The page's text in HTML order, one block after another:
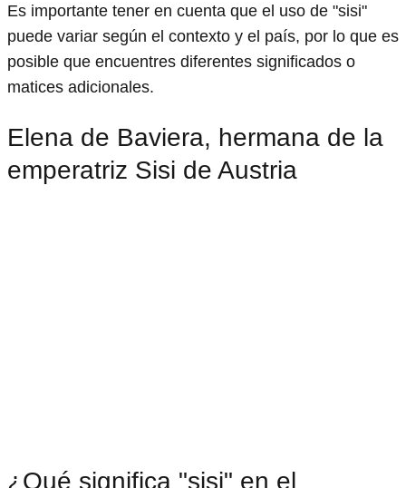
Es importante tener en cuenta que el uso de "sisi"
puede variar según el contexto y el país, por lo que es
posible que encuentres diferentes significados o
matices adicionales.
Elena de Baviera, hermana de la
emperatriz Sisi de Austria
¿Qué significa "sisi" en el